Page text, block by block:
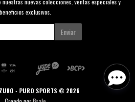
nuevas colecciones, ventas especiales y
beneficios exclusivos.
Enviar
- PURO SPORTS © 2026